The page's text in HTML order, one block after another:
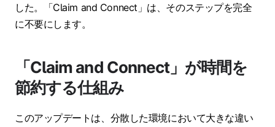
した。「Claim and Connect」は、そのステップを完全
に不要にします。
「Claim and Connect」が時間を
節約する仕組み
このアップデートは、分散した環境において大きな違い